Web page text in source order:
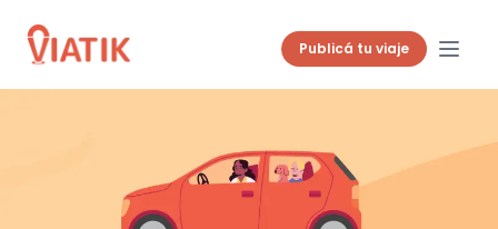
Publicá tu viaje